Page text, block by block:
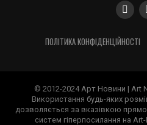
ПОЛІТИКА КОНФІДЕНЦІЙНОСТІ
© 2012-2024 Арт Новини | Art
Використання будь-яких
дозволяється за вказівкою
систем гіперпосилання на